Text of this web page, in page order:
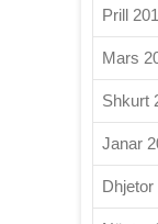
Prill
Mars
Shkurt
Janar
Dhjetor